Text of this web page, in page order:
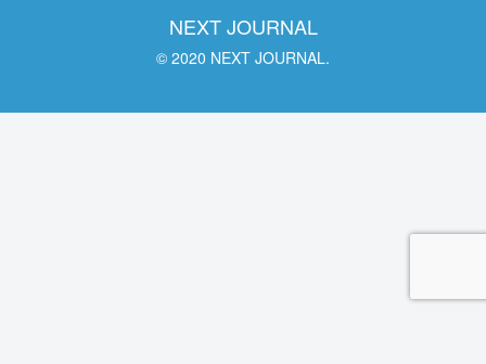
NEXT JOURNAL
© 2020 NEXT JOURNAL.